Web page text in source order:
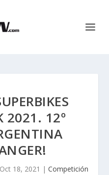
2021. 12º
Oct 18, 2021 | Competición